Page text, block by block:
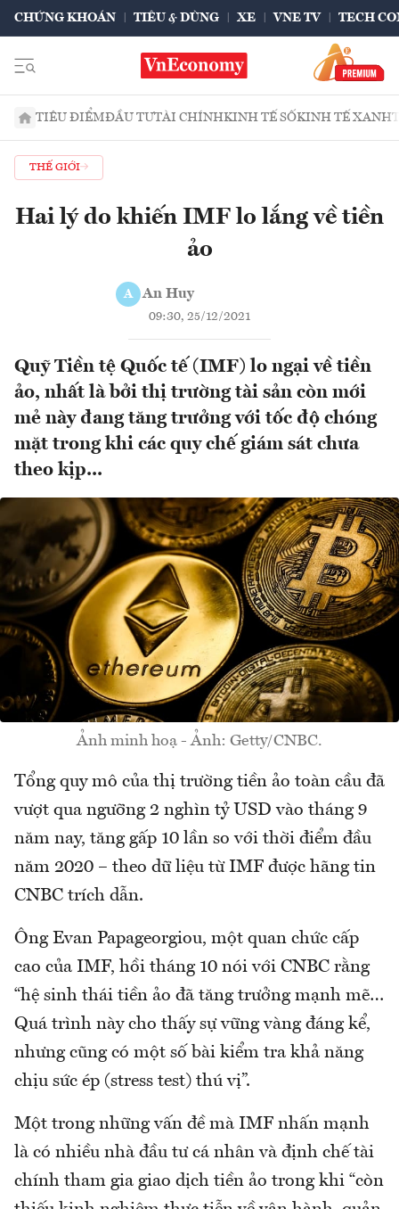
CHỨNG KHOÁN TIÊU & DÙNG XE VNE TV TECH
TIÊU ĐIỂMĐẦU TƯTÀI CHÍNHKINH TẾ SỐKINH TẾ XANH
THẾ GIỚI
Hai lý do khiến IMF lo lắng về tiền
ảo
A An Huy
09:30, 25/12/2021
Quỹ Tiền tệ Quốc tế (IMF) lo ngại về tiền
ảo, nhất là bởi thị trường tài sản còn mới
mẻ này đang tăng trưởng với tốc độ chóng
mặt trong khi các quy chế giám sát chưa
theo kịp...
Ảnh minh hoạ - Ảnh: Getty/CNBC.
Tổng quy mô của thị trường tiền ảo toàn cầu đã
vượt qua ngưỡng 2 nghìn tỷ USD vào tháng 9
năm nay, tăng gấp 10 lần so với thời điểm đầu
năm 2020 – theo dữ liệu từ IMF được hãng tin
CNBC trích dẫn.
Ông Evan Papageorgiou, một quan chức cấp
cao của IMF, hồi tháng 10 nói với CNBC rằng
“hệ sinh thái tiền ảo đã tăng trưởng mạnh mẽ…
Quá trình này cho thấy sự vững vàng đáng kể,
nhưng cũng có một số bài kiểm tra khả năng
chịu sức ép (stress test) thú vị”.
Một trong những vấn đề mà IMF nhấn mạnh
là có nhiều nhà đầu tư cá nhân và định chế tài
chính tham gia giao dịch tiền ảo trong khi “còn